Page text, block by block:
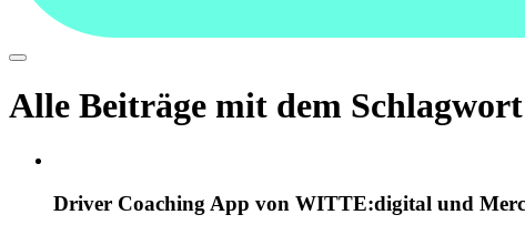
Alle Beiträge mit dem
Driver Coaching App von WITTE:digital und